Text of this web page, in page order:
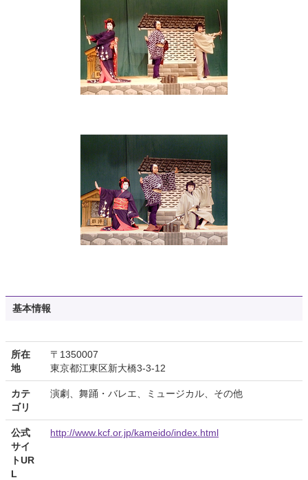
基本情報
所在
地
〒1350007
東京都江東区新大橋3-3-12
カテ
ゴリ
演劇、舞踊・バレエ、ミュージカル、その他
公式
サイ
トUR
L
http://www.kcf.or.jp/kameido/index.html